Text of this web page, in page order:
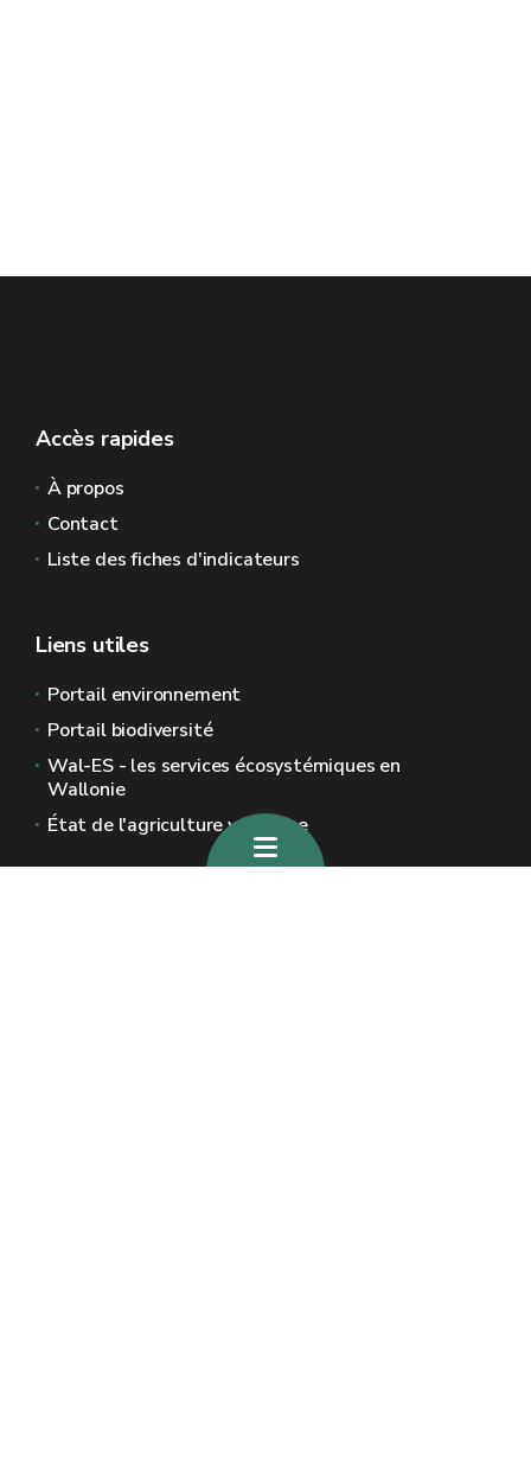
Accès rapides
À propos
Contact
Liste des fiches d'indicateurs
Liens utiles
Portail environnement
Portail biodiversité
Wal-ES - les services écosystémiques en
Wallonie
État de l'agriculture wallonne